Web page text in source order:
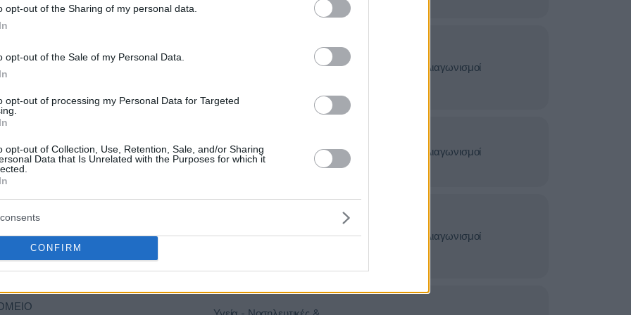
opt-out of the Sharing of my personal data.
opt-out of the Sale of my Personal Data.
opt-out of processing my Personal Data for Targeted
opt-out of Collection, Use, Retention, Sale, and/or Sharing
Data that Is Unrelated with the Purposes for which it
CONFIRM
Υγεία - Νοσηλευτικές &
Φαρμακευτικές Υπηρεσίες -
Διαγωνισμοί
20/08/2026 254.026,00 €
Φαρμακευτικές Υπηρεσίες -
Προιόντα - Εξοπλισμός
Διαγωνισμοί
01/10/2026 317.560,06 €
Φαρμακευτικές Υπηρεσίες -
Διαγωνισμοί